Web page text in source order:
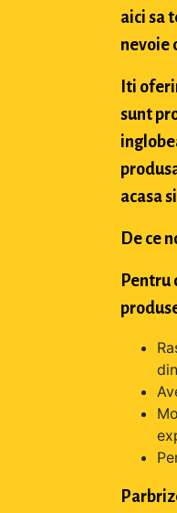
aici sa
nevoie
Iti
sunt
acasa
De ce
Pentru